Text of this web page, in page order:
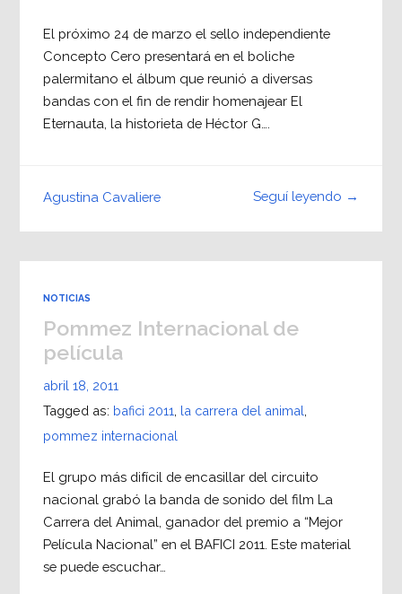
El próximo 24 de marzo el sello independiente
Concepto Cero presentará en el boliche
palermitano el álbum que reunió a diversas
bandas con el fin de rendir homenajear El
Eternauta, la historieta de Héctor G….
Seguí leyendo →
Agustina Cavaliere
NOTICIAS
Pommez Internacional de
película
abril 18, 2011
Tagged as: bafici 2011 la carrera del animal
pommez internacional
El grupo más difícil de encasillar del circuito
nacional grabó la banda de sonido del film La
Carrera del Animal, ganador del premio a “Mejor
Película Nacional” en el BAFICI 2011. Este material
se puede escuchar…